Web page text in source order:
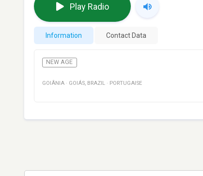
Play Radio
Information Contact Data
NEW AGE
GOIÂNIA · GOIÁS, BRAZIL · PORTUGAISE